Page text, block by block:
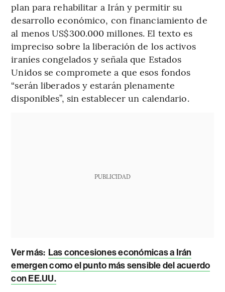
plan para rehabilitar a Irán y permitir su
desarrollo económico, con financiamiento de
al menos US$300.000 millones. El texto es
impreciso sobre la liberación de los activos
iraníes congelados y señala que Estados
Unidos se compromete a que esos fondos
“serán liberados y estarán plenamente
disponibles”, sin establecer un calendario.
PUBLICIDAD
Ver más: Las concesiones económicas a Irán
emergen como el punto más sensible del acuerdo
con EE.UU.